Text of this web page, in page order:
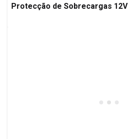
Protecção de Sobrecargas 12V